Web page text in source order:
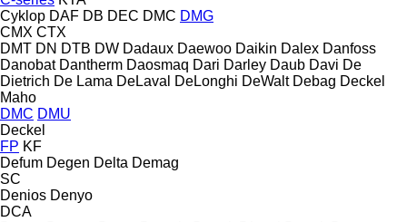
Cyklop DAF DB DEC DMC DMG
CMX CTX
DMT DN DTB DW Dadaux Daewoo Daikin Dalex Danfoss
Danobat Dantherm Daosmaq Dari Darley Daub Davi De
Dietrich De Lama DeLaval DeLonghi DeWalt Debag Deckel
Maho
DMC DMU
Deckel
FP KF
Defum Degen Delta Demag
SC
Denios Denyo
DCA